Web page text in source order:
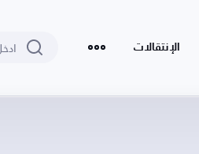
الإنتقالات